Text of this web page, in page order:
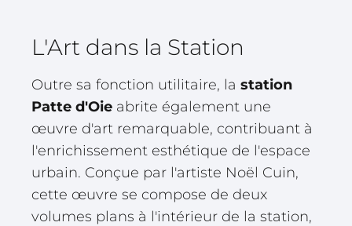
L'Art dans la Station
Outre sa fonction utilitaire, la station
Patte d'Oie abrite également une
œuvre d'art remarquable, contribuant à
l'enrichissement esthétique de l'espace
urbain. Conçue par l'artiste Noël Cuin,
cette œuvre se compose de deux
volumes plans à l'intérieur de la station,